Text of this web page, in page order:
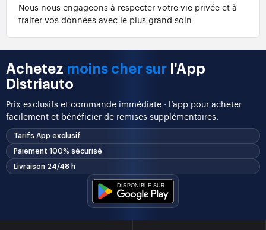
Nous nous engageons à respecter votre vie privée et à
traiter vos données avec le plus grand soin.
Achetez moins cher sur l'App
Distriauto
Prix exclusifs et commande immédiate : l’app pour acheter
facilement et bénéficier de remises supplémentaires.
Tarifs App exclusif
Paiement 100% sécurisé
Livraison 24/48 h